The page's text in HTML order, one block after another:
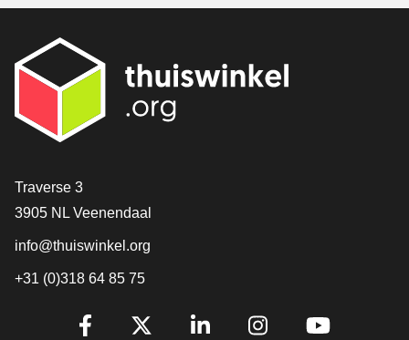
[_General:Contact]
Traverse 3
3905 NL Veenendaal
info@thuiswinkel.org
+31 (0)318 64 85 75
[_General:SocialMediaTitle]